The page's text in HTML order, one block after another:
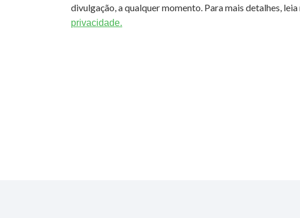
divulgação, a qualquer momento. Para mais detalhes, leia
privacidade.